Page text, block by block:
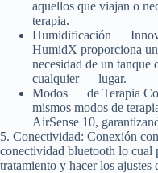
aquellos que viajan o
terapia.
Humidificación
HumidX proporciona
necesidad de un tanque
cualquier lugar.
Modos de Terapia
mismos modos de
AirSense 10,
5. Conectividad: Conexión
conectividad bluetooth lo cual
tratamiento y hacer los ajustes